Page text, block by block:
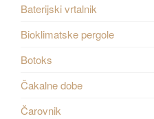
Baterijski vrtalnik
Bioklimatske pergole
Botoks
Čakalne dobe
Čarovnik